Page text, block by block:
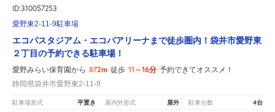
ID:310057253
愛野東2-11-9駐車場
エコパスタジアム・エコパアリーナまで徒歩圏内！袋井市愛野東
２丁目の予約できる駐車場！
愛野みらい保育園から 872m 徒歩 11～16分 予約できてオススメ！
静岡県袋井市愛野東2-11-9
駐車場形式 平置き 屋内外形式 屋外 駐車台数 4台